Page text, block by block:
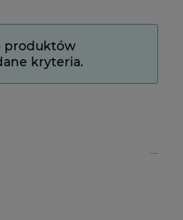
produktów
kryteria.